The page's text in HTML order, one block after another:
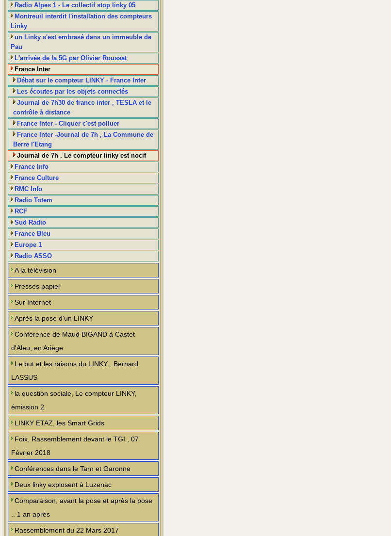
Radio Alpes 1 - Le collectif stop linky 05
Montreuil interdit l'installation des compteurs
Linky
un Linky s'est embrasé dans un immeuble de
Pau
L'arrivée de la 5G par Olivier Roussat
France Inter
Débat sur le compteur LINKY - France Inter
Les écoutes par les objets connectés
Journal de 7h30 de france inter , TESLA et le
contrôle à distance
France Inter - Cliquer c'est polluer
France Inter -Journal de 7h , La Commune de
Berre l'Etang
Journal de 7h , Le compteur linky est nocif
France Info
France Culture
RMC Info
Radio Totem
RCF
Sud Radio
France Bleu
Europe 1
Radio ASSO
A la télévision
Presses papier
Sur Internet
Après la pose d'un LINKY
Conférence de Maud BIGAND à Castet
d'Aleu, en Ariège
Le but et les raisons du LINKY , Bernard
LASSUS
la question sociale, Le compteur LINKY,
émission 2
LINKY ETAZ, les Smart Grids
Foix, Rassemblement devant le TGI , 07
Février 2018
Conférences dans le Tarn et Garonne
Deux linky explosent à Luzenac
Comparaison, avant la pose et après la pose
.. 1 an après
Rassemblement du 22 Mars 2017